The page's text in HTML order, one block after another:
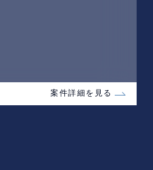
案件詳細を見る